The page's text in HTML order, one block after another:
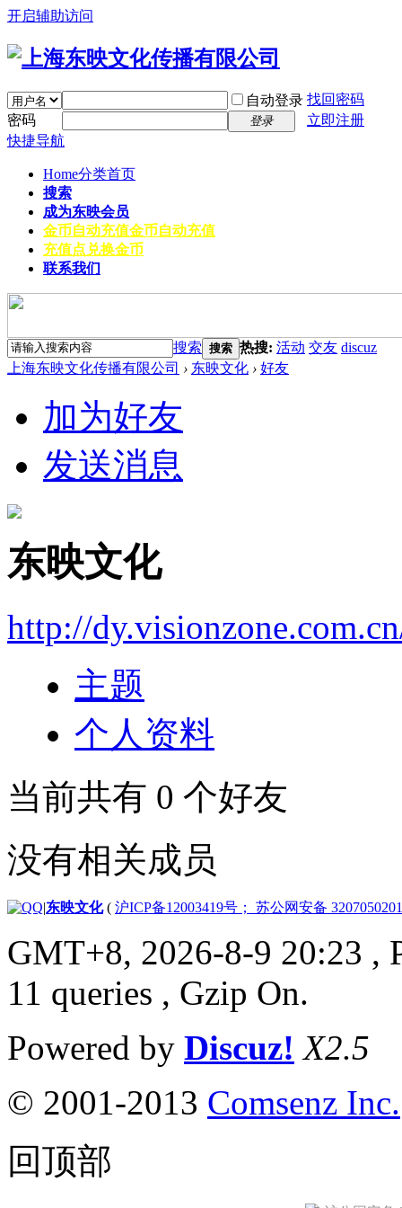
开启辅助访问
自动登录 找回密码
密码
登录
立即注册
快捷导航
Home分类首页
搜索
成为东映会员
金币自动充值金币自动充值
充值点兑换金币
联系我们
搜索 搜索 热搜: 活动 交友 discuz
上海东映文化传播有限公司 › 东映文化 › 好友
加为好友
发送消息
东映文化
http://
主题
个人资料
当前共有 0 个好友
没有相关成员
|东映文化( 沪ICP备12003419号； 苏公网安备
GMT+8, 2026-8-9 20:23 ,
11 queries , Gzip On.
Powered by Discuz! X2.5
© 2001-2013 Comsenz Inc.
回顶部